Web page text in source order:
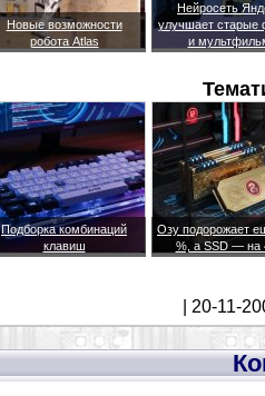
Новые возможности
робота Atlas
Нейросеть
улучшает
и
Подборка комбинаций
клавиш
Озу подорожает
%, а SSD — на
| 20-11-